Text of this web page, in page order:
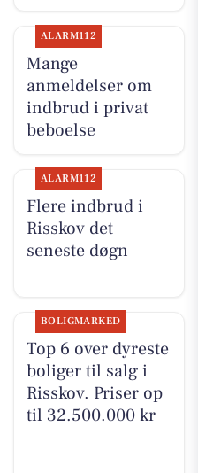
ALARM112
Mange
anmeldelser om
indbrud i privat
beboelse
ALARM112
Flere indbrud i
Risskov det
seneste døgn
BOLIGMARKED
Top 6 over dyreste
boliger til salg i
Risskov. Priser op
til 32.500.000 kr